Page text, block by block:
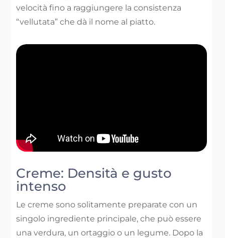
velocità fino a raggiungere la consistenza
“vellutata” che dà il nome al piatto.
Creme: Densità e gusto
intenso
Le creme sono solitamente preparate con un
singolo ingrediente principale, che può essere
una verdura, un ortaggio o un legume. Dopo la